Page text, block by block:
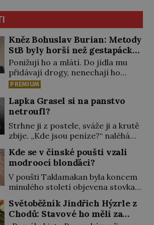
Kněz Bohuslav Burian: Metody
StB byly horší než gestapácké
trýznění
Ponižují ho a mlátí. Do jídla mu
přidávají drogy, nenechají ho
pořádně vyspat a smrtí vyhrožují i
týrání nevydrží a estébákům
podepíše všechno, co po něm
chtějí. Svým podpisem jim potvrdí
také to, že na něj během výslechů
nikdo nevyvíjel fyzický ani
psychický nátlak. Syn brněnského
řezníka chce být knězem a […]
PREMIUM
Lapka Grasel si na panstvo
netroufl?
Strhne ji z postele, sváže ji a krutě
zbije. „Kde jsou peníze?“ naléhá
mu to neprozradí – ostatně ani
nemůže, protože žádné nemá,
spokojí se lupič s několika měďáky
a štůčky látky. Zraněná žena pár
nebývale krutý. Jeho činy budí
hrůzu ještě dlouho po jeho smrti
Kde se v čínské poušti vzali
modroocí blonďáci?
V poušti Taklamakan byla koncem
minulého století objevena stovka
mumiemi. Všichni mrtví byli
pohřbeni s úctou a četnými
Světoběžník Jindřich Hýzrle z
Chodů: Stavové ho měli za